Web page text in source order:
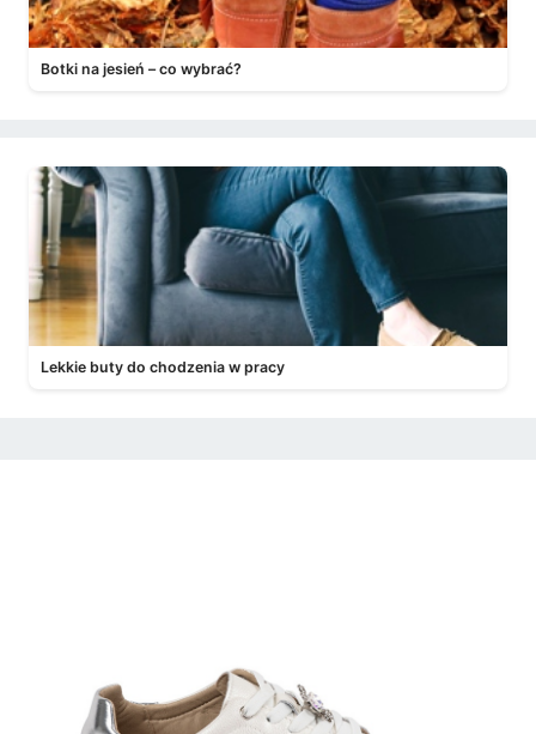
Botki na jesień – co wybrać?
Lekkie buty do chodzenia w pracy